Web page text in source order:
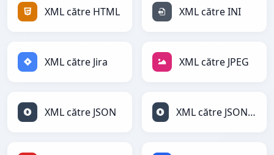
XML către HTML XML către INI
XML către Jira XML către JPEG
XML către JSON XML către JSONLines